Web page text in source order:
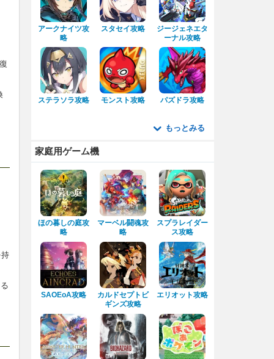
アークナイツ攻
略
スタセイ攻略
ジージェネエタ
ーナル攻略
ステラソラ攻略 モンスト攻略 パズドラ攻略
もっとみる
家庭用ゲーム機
ほの暮しの庭攻
略
マーベル闘魂攻
略
スプラレイダー
ス攻略
SAOEoA攻略
カルドセプトビ
ギンズ攻略
エリオット攻略